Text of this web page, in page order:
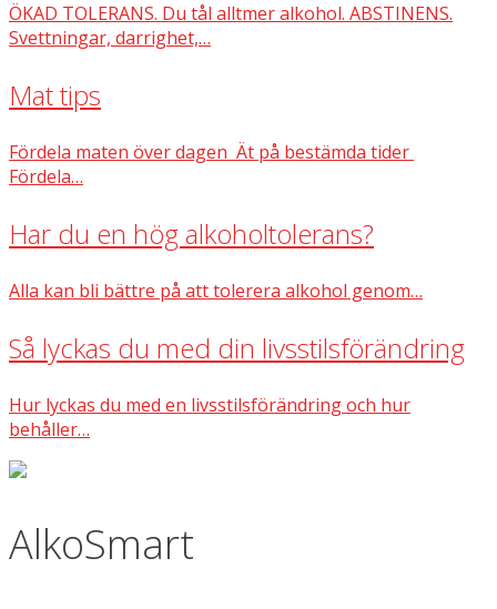
ÖKAD TOLERANS. Du tål alltmer alkohol. ABSTINENS.
Svettningar, darrighet,…
Mat tips
Fördela maten över dagen Ät på bestämda tider
Fördela…
Har du en hög alkoholtolerans?
Alla kan bli bättre på att tolerera alkohol genom…
Så lyckas du med din livsstilsförändring
Hur lyckas du med en livsstilsförändring och hur
behåller…
AlkoSmart